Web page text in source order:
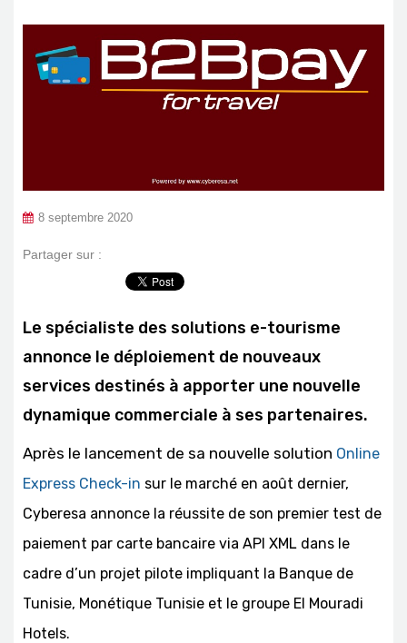
8 septembre 2020
Partager sur :
Le spécialiste des solutions e-tourisme
annonce le déploiement de nouveaux
services destinés à apporter une nouvelle
dynamique commerciale à ses partenaires.
Après le lancement de sa nouvelle solution Online
Express Check-in sur le marché en août dernier,
Cyberesa annonce la réussite de son premier test de
paiement par carte bancaire via API XML dans le
cadre d’un projet pilote impliquant la Banque de
Tunisie, Monétique Tunisie et le groupe El Mouradi
Hotels.